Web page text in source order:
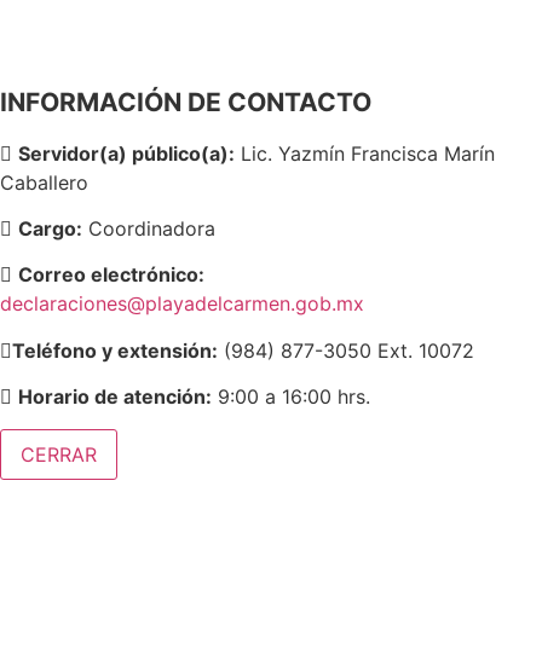
INFORMACIÓN DE CONTACTO
Servidor(a) público(a): Lic. Yazmín Francisca Marín
Caballero
Cargo: Coordinadora
Correo electrónico:
declaraciones@playadelcarmen.gob.mx
Teléfono y extensión: (984) 877-3050 Ext. 10072
Horario de atención: 9:00 a 16:00 hrs.
CERRAR